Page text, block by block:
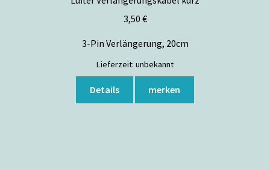
3,50 €
3-Pin Verlängerung, 20cm
Lieferzeit: unbekannt
Details merken